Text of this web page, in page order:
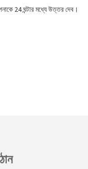
24 ঘন্টার মধ্যে উত্তর দেব।